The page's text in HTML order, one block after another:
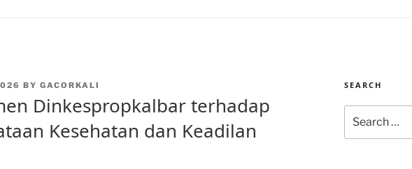
BY GACORKALI
Dinkespropkalbar terhadap
Kesehatan dan Keadilan
SEARCH
for: